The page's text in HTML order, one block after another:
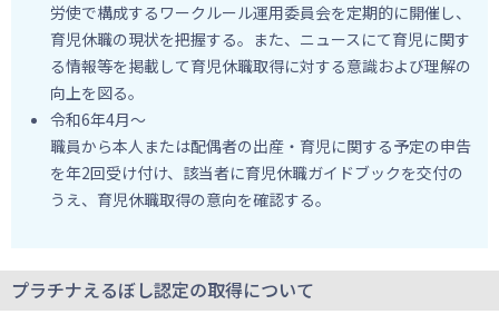
労使で構成するワークルール運用委員会を定期的に開催し、
育児休職の現状を把握する。また、ニュースにて育児に関す
る情報等を掲載して育児休職取得に対する意識および理解の
向上を図る。
令和6年4月～
職員から本人または配偶者の出産・育児に関する予定の申告
を年2回受け付け、該当者に育児休職ガイドブックを交付の
うえ、育児休職取得の意向を確認する。
プラチナえるぼし認定の取得について